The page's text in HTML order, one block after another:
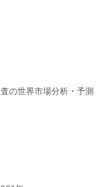
の世界市場分析・予測